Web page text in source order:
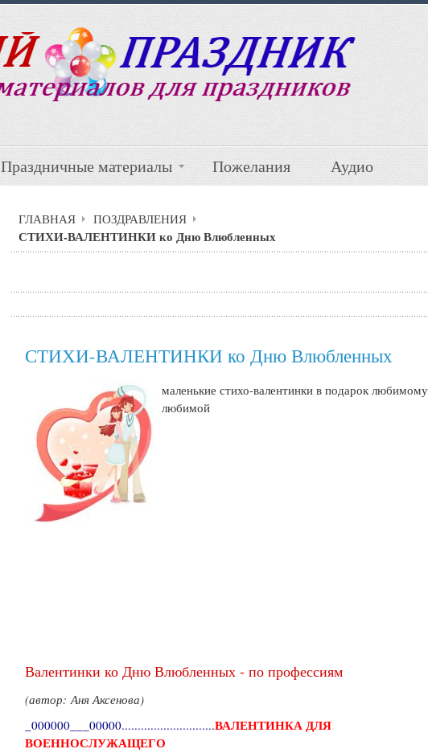
Праздничные материалы Пожелания Аудио
ГЛАВНАЯ ПОЗДРАВЛЕНИЯ
СТИХИ-ВАЛЕНТИНКИ ко Дню Влюбленных
СТИХИ-ВАЛЕНТИНКИ ко Дню Влюбленных
маленькие стихо-валентинки в подарок
любимой
Валентинки ко Дню Влюбленных - по профессиям
(автор: Аня Аксенова)
_000000___00000.............................ВАЛЕНТИНКА ДЛЯ
ВОЕННОСЛУЖАЩЕГО